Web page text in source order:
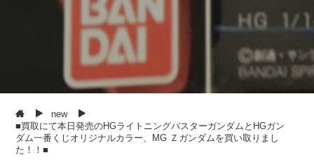
new
■買取にて本日発売のHGライトニングバスターガンダムとHGガン
ダム一番くじオリジナルカラー、MG Ｚガンダムを買い取りまし
た！！■